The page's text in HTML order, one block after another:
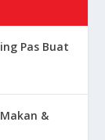
Pas Buat
&